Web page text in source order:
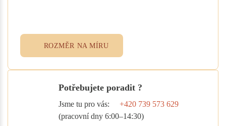
ROZMĚR NA MÍRU
Potřebujete poradit ?
Jsme tu pro vás:
+420 739 573 629
(pracovní dny 6:00–14:30)